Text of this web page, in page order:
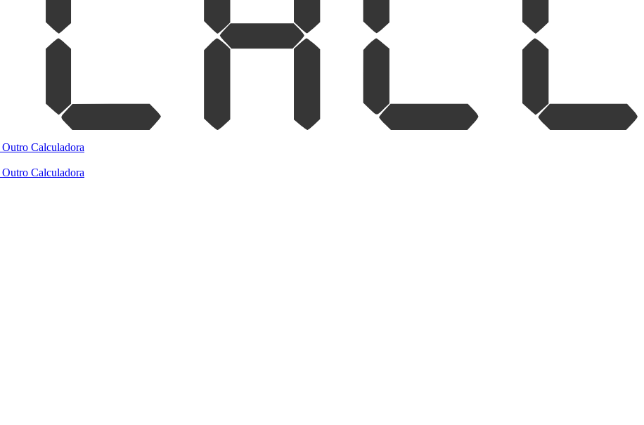
Outro Calculadora
Outro Calculadora